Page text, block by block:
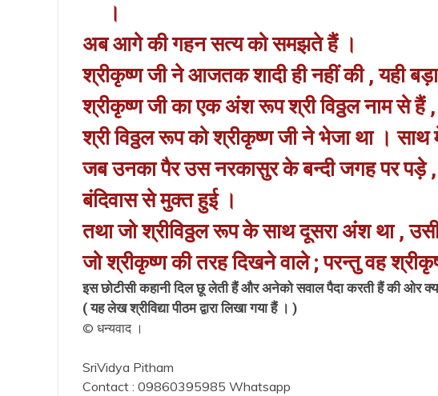
।
अब आगे की गहन सत्य को समझते हैं ।
श्रीकृष्ण जी ने आजतक शादी ही नहीं की , यही
श्रीकृष्ण जी का एक अंश रूप श्री विठ्ठल नाम से हैं ,
श्री विठ्ठल रूप को श्रीकृष्ण जी ने भेजा था ।
जब उनका पैर उस नरकासुर के बन्दी जगह पर पड़े
बंदिवास से मुक्त हुई ।
तथा जो श्रीविठ्ठल रूप के साथ दूसरा अंश था ,
जो श्रीकृष्ण की तरह दिखने वाले ; परन्तु वह
इस छोटीसी कहानी दिल छू लेती हैं और अनेको सवाल पैदा करती हैं की ओर
( यह लेख श्रीविद्या पीठम द्वारा लिखा गया हैं । )
© धन्यवाद ।
SriVidya Pitham
Contact : 09860395985 Whatsapp